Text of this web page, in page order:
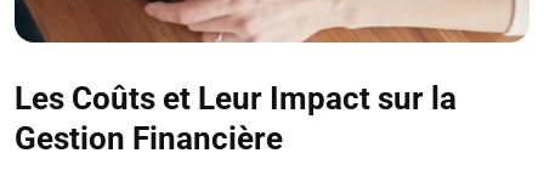
Les Coûts et Leur Impact sur la
Gestion Financière